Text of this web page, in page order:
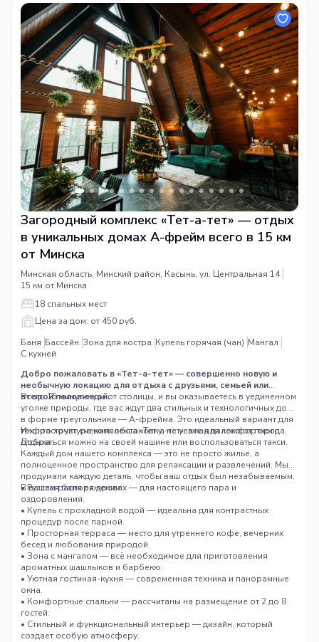
Загородный комплекс «Тет-а-тет» — отдых
в уникальных домах А-фрейм всего в 15 км
от Минска
Минская область, Минский район, Касынь, ул. Центральная 14
15 км от Минска
18 спальных мест
Цена за дом: от 450 руб.
Баня Бассейн Зона для костра Купель горячая (чан) Мангал
С кухней
Добро пожаловать в «Тет-а-тет» — совершенно новую и
необычную локацию для отдыха с друзьями, семьей или
второй половинкой.
Всего 15 минут езды от столицы, и вы оказываетесь в уединенном
уголке природы, где вас ждут два стильных и технологичных дома
в форме треугольника — А-фрейма. Это идеальный вариант для
тех, кто хочет сменить обстановку, не уезжая далеко от города.
Добраться можно на своей машине или воспользоваться такси.
Инфраструктура комплекса «Тет-а-тет»: все для комфортного
отдыха
Каждый дом нашего комплекса — это не просто жилье, а
полноценное пространство для релаксации и развлечений. Мы
продумали каждую деталь, чтобы ваш отдых был незабываемым.
В вашем распоряжении:
• Русская баня на дровах — для настоящего пара и
оздоровления.
• Купель с прохладной водой — идеальна для контрастных
процедур после парной.
• Просторная терраса — место для утреннего кофе, вечерних
бесед и любования природой.
• Зона с мангалом — всё необходимое для приготовления
ароматных шашлыков и барбекю.
• Уютная гостиная-кухня — современная техника и панорамные
окна.
• Комфортные спальни — рассчитаны на размещение от 2 до 8
гостей.
• Стильный и функциональный интерьер — дизайн, который
создает особую атмосферу.